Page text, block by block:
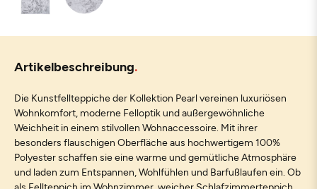
Artikelbeschreibung
Die Kunstfellteppiche der Kollektion Pearl vereinen luxuriösen
Wohnkomfort, moderne Felloptik und außergewöhnliche
Weichheit in einem stilvollen Wohnaccessoire. Mit ihrer
besonders flauschigen Oberfläche aus hochwertigem 100%
Polyester schaffen sie eine warme und gemütliche Atmosphäre
und laden zum Entspannen, Wohlfühlen und Barfußlaufen ein. Ob
als Fellteppich im Wohnzimmer, weicher Schlafzimmerteppich